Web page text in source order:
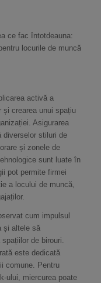
ce fac întotdeauna:
locurile de muncă
activă a
și crearea unui spațiu
Asigurarea
diverselor stiluri de
și zonele de
sunt luate în
pot permite firmei
a locului de muncă,
cum impulsul
și altele să
de birouri.
este dedicată
comune. Pentru
ului, miercurea poate